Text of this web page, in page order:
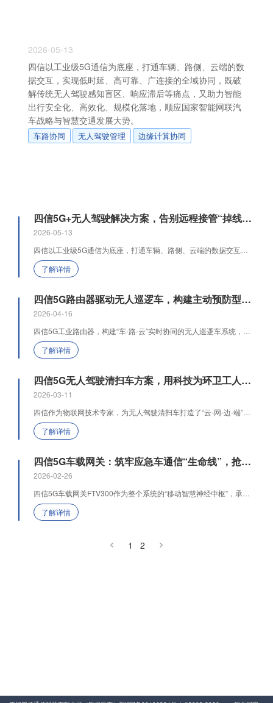
2026-05-13
四信以工业级5G通信为底座，打通车辆、路侧、云端的数
据交互，实现低时延、高可靠、广连接的全域协同，既破
解传统无人驾驶感知盲区、响应滞后等痛点，又助力智能
出行安全化、高效化、规模化落地，顺应国家智能网联汽
车战略与智慧交通发展大势。
车路协同 无人驾驶管理 边缘计算协同
四信5G+无人驾驶解决方案，告别远程接管“掉线时刻”
2026-05-13
四信以工业级5G通信为底座，打通车辆、路侧、云端的数据交互，实现低时延、高可靠、广连接的全域协同，既破解传统无人驾驶感知盲区、响应滞后等痛点，又助力智能出行安全化、高效化、规模化落地，顺应国家智能网联汽车战略与智慧交通发展大势。
了解详情
四信5G路由器驱动无人巡逻车，构建主动预防型立体安防体系
2026-04-16
四信5G工业路由器，构建“车-路-云”实时协同的无人巡逻车系统，实现7×24小时不间断巡逻、秒级异常响应、高清视频回传，是降低人力成本、提升应急效能、推动安防从“被动出警”向“主动预防”转型的关键举措。
了解详情
四信5G无人驾驶清扫车方案，用科技为环卫工人“遮风挡雨”
2026-03-11
四信作为物联网技术专家，为无人驾驶清扫车打造了“云-网-边-端”一体化协同的智慧环卫体系，让城市清洁更智能、更安全、更高效。
了解详情
四信5G车载网关：筑牢应急车通信“生命线”，抢占救援黄金时间
2026-02-26
四信5G车载网关FTV300作为整个系统的“移动智慧神经中枢”，承接抢险车端各类设备与指挥中心的连接重任
了解详情
1 2